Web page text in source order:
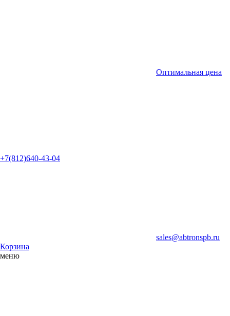
Оптимальная цена
+7(812)640-43-04
sales@abtronspb.ru
Корзина
меню